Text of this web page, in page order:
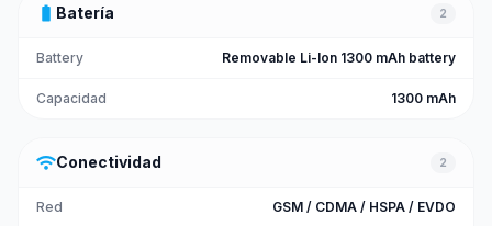
battery_full Batería 2
Battery Removable Li-Ion 1300 mAh battery
Capacidad 1300 mAh
wifiConectividad 2
Red GSM / CDMA / HSPA / EVDO